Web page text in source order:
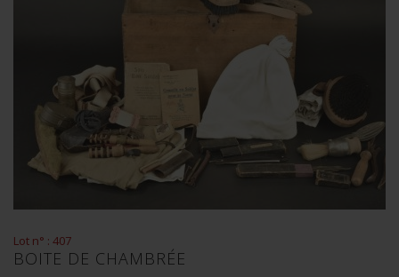
Lot n° : 407
BOITE DE CHAMBRÉE